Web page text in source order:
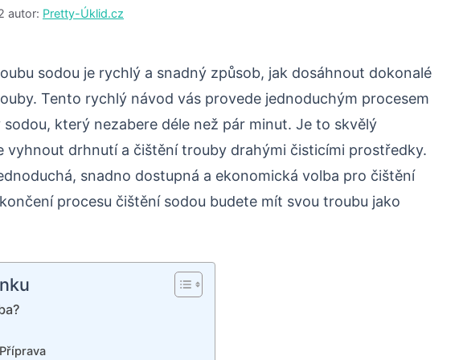
autor: Pretty-Úklid.cz
sodou je rychlý a snadný způsob, jak dosáhnout dokonalé
Tento rychlý návod vás provede jednoduchým procesem
který nezabere déle než pár minut. Je to skvělý
vyhnout drhnutí a čištění trouby drahými čisticími prostředky.
snadno dostupná a ekonomická volba pro čištění
procesu čištění sodou budete mít svou troubu jako